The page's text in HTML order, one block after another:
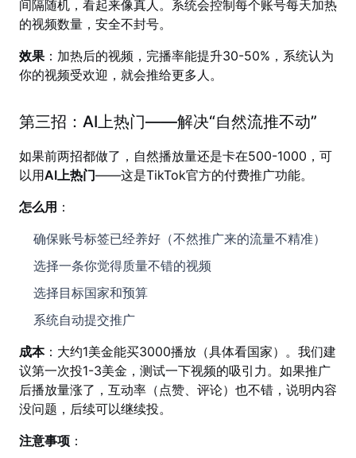
间隔随机，看起来像真人。系统会控制每个账号每天加热
的视频数量，安全不封号。
效果 ：加热后的视频，完播率能提升30-50%，系统认为
你的视频受欢迎，就会推给更多人。
第三招：AI上热门——解决“自然流推不动”
如果前两招都做了，自然播放量还是卡在500-1000，可
以用AI上热门——这是TikTok官方的付费推广功能。
怎么用 ：
确保账号标签已经养好（不然推广来的流量不精准）
选择一条你觉得质量不错的视频
选择目标国家和预算
系统自动提交推广
成本：大约1美金能买3000播放（具体看国家）。我们建
议第一次投1-3美金，测试一下视频的吸引力。如果推广
后播放量涨了，互动率（点赞、评论）也不错，说明内容
没问题，后续可以继续投。
注意事项 ：